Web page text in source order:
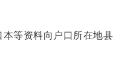
等资料向户口所在地县